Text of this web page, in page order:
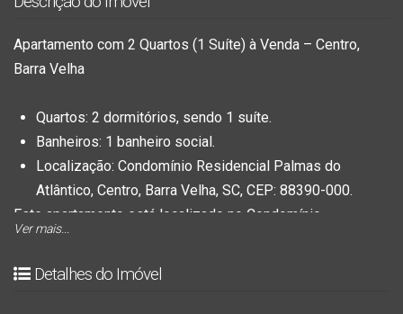
Apartamento com 2 Quartos (1 Suíte) à Venda – Centro,
Barra Velha
Quartos: 2 dormitórios, sendo 1 suíte.
Banheiros: 1 banheiro social.
Localização: Condomínio Residencial Palmas do
Atlântico, Centro, Barra Velha, SC, CEP: 88390-000.
Este apartamento está localizado no Condomínio
Residencial Palmas do Atlântico
praticidade em uma das melhores regiões da cidade.
Ver mais...
Detalhes do Imóvel